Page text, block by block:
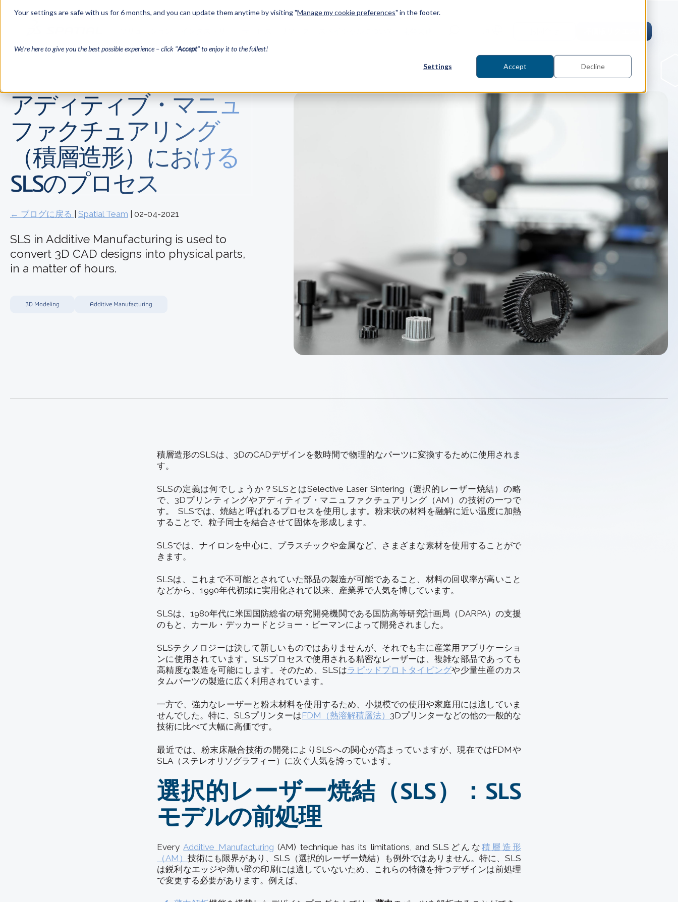
Your settings are safe with us for 6 months, and you can update them anytime by visiting "Manage my cookie preferences" in the footer.
We’re here to give you the best possible experience – click "Accept" to enjoy it to the fullest!
Settings Accept Decline
CGM Modeler
最先端の3Dモデリングカーネル
長い歴史と実績を持つ信頼性の高い3Dモデ
ラー
Constraint Design Solver
2Dおよび3Dモデル向け幾何拘束ソルバー
事例研究／ロボット工学、製造業
川崎重工業がSpatialの統合型3D SDKスイート
を活用してneoROSETの開発を加速させ、ト
レーニングコストを削減した方法をご覧くだ
Treble のケーススタディ
ケーススタディ/CAE
Treble が Spatial のカスタマイズされたメッ
シュ作成および相互運用性ソリューションを
使用して、より高速で信頼性の高いシミュ
レーションを実現する方法をご覧ください。
アディティブ・マニュ
ファクチュアリング
（積層造形）における
SLSのプロセス
← ブログに戻る | Spatial Team | 02-04-2021
SLS in Additive Manufacturing is used to
convert 3D CAD designs into physical parts,
in a matter of hours.
3D Modeling Additive Manufacturing
積層造形のSLSは、3DのCADデザインを数時間で物理的なパーツに変換するために使用されま
す。
SLSの定義は何でしょうか？SLSとはSelective Laser Sintering（選択的レーザー焼結）の略
で、3Dプリンティングやアディティブ・マニュファクチュアリング（AM）の技術の一つで
す。 SLSでは、焼結と呼ばれるプロセスを使用します。粉末状の材料を融解に近い温度に加熱
することで、粒子同士を結合させて固体を形成します。
SLSでは、ナイロンを中心に、プラスチックや金属など、さまざまな素材を使用することがで
きます。
SLSは、これまで不可能とされていた部品の製造が可能であること、材料の回収率が高いこと
などから、1990年代初頭に実用化されて以来、産業界で人気を博しています。
SLSは、1980年代に米国国防総省の研究開発機関である国防高等研究計画局（DARPA）の支援
のもと、カール・デッカードとジョー・ビーマンによって開発されました。
SLSテクノロジーは決して新しいものではありませんが、それでも主に産業用アプリケーショ
ンに使用されています。SLSプロセスで使用される精密なレーザーは、複雑な部品であっても
高精度な製造を可能にします。そのため、SLSはラピッドプロトタイピングや少量生産のカス
タムパーツの製造に広く利用されています。
一方で、強力なレーザーと粉末材料を使用するため、小規模での使用や家庭用には適していま
せんでした。特に、SLSプリンターはFDM（熱溶解積層法） 3Dプリンターなどの他の一般的な
技術に比べて大幅に高価です。
最近では、粉末床融合技術の開発によりSLSへの関心が高まっていますが、現在ではFDMや
SLA（ステレオリソグラフィー）に次ぐ人気を誇っています。
選択的レーザー焼結（SLS）：SLS
モデルの前処理
Every Additive Manufacturing (AM) technique has its limitations, and SLSどんな 積層造形
（AM）技術にも限界があり、SLS（選択的レーザー焼結）も例外ではありません。特に、SLS
は鋭利なエッジや薄い壁の印刷には適していないため、これらの特徴を持つデザインは前処理
で変更する必要があります。例えば、